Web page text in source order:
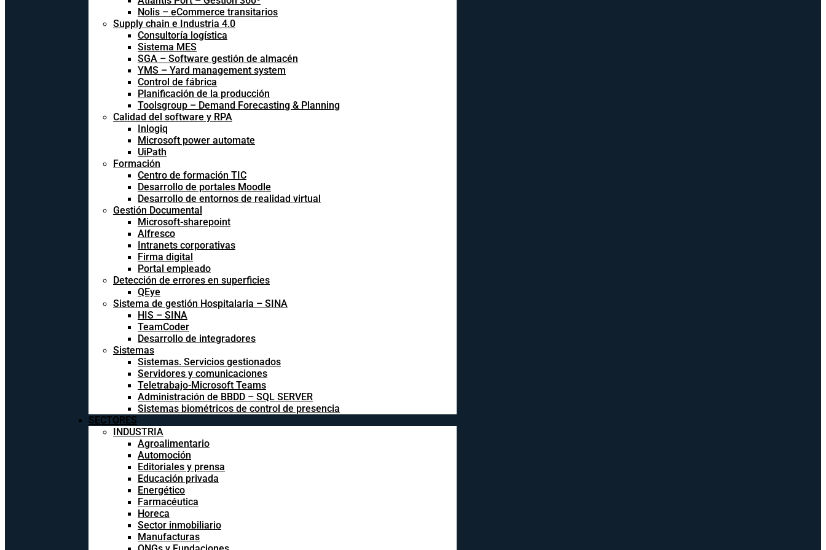
Nolis – eCommerce transitarios
Supply chain e Industria 4.0
Consultoría logística
Sistema MES
SGA – Software gestión de almacén
YMS – Yard management system
Control de fábrica
Planificación de la producción
Toolsgroup – Demand Forecasting & Planning
Calidad del software y RPA
Inlogiq
Microsoft power automate
UiPath
Formación
Centro de formación TIC
Desarrollo de portales Moodle
Desarrollo de entornos de realidad virtual
Gestión Documental
Microsoft-sharepoint
Alfresco
Intranets corporativas
Firma digital
Portal empleado
Detección de errores en superficies
QEye
Sistema de gestión Hospitalaria – SINA
HIS – SINA
TeamCoder
Desarrollo de integradores
Sistemas
Sistemas. Servicios gestionados
Servidores y comunicaciones
Teletrabajo-Microsoft Teams
Administración de BBDD – SQL SERVER
Sistemas biométricos de control de presencia
SECTORES
INDUSTRIA
Agroalimentario
Automoción
Editoriales y prensa
Educación privada
Energético
Farmacéutica
Horeca
Sector inmobiliario
Manufacturas